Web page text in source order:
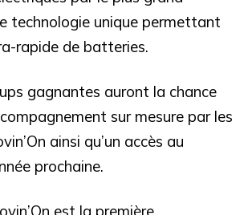
technologie unique permettant
rapide de batteries.
gagnantes auront la chance
sur mesure par les
ainsi qu’un accès au
prochaine.